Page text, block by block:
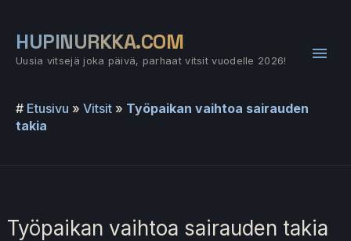
sisältöön
HUPINURKKA.COM
Uusia vitsejä joka päivä, parhaat vitsit vuodelle 2026!
# Etusivu » Vitsit » Työpaikan vaihtoa sairauden
takia
Työpaikan vaihtoa sairauden takia